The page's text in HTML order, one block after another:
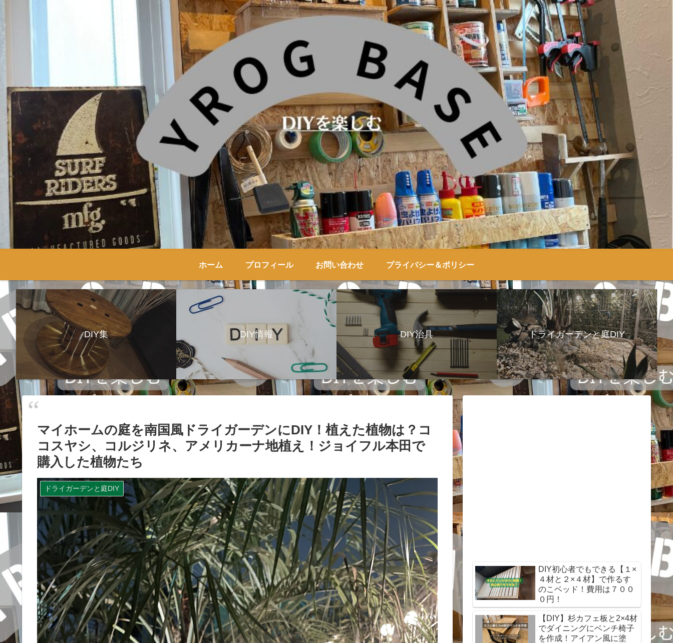
ホーム プロフィール お問い合わせ プライバシー＆ポリシー
DIY集 DIY情報 DIY治具 ドライガーデンと庭DIY
マイホームの庭を南国風ドライガーデンにDIY！植えた植物は？コ
コスヤシ、コルジリネ、アメリカーナ地植え！ジョイフル本田で
購入した植物たち
ドライガーデンと庭DIY
DIY初心者でもできる【１×
４材と２×４材】で作るす
のこベッド！費用は７００
０円！
【DIY】杉カフェ板と2×4材
でダイニングにベンチ椅子
を作成！アイアン風に塗